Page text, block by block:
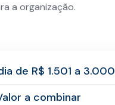
a organização.
de R$ 1.501 a 3.000
a combinar